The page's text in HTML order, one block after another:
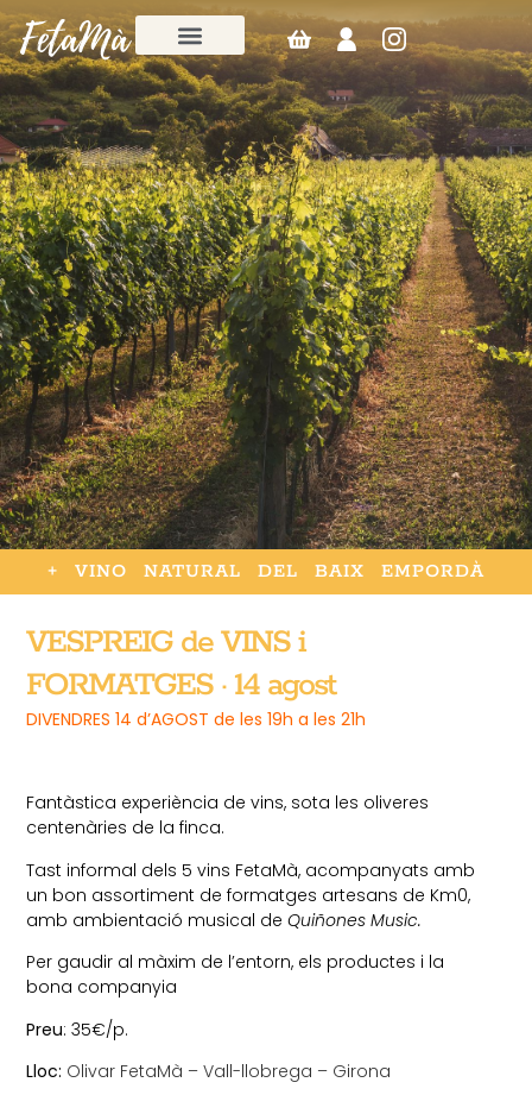
+ VINO NATURAL DEL BAIX EMPORDÀ
VESPREIG de VINS i
FORMATGES · 14 agost
DIVENDRES 14 d’AGOST de les 19h a les 21h
Fantàstica experiència de vins, sota les oliveres
centenàries de la finca.
Tast informal dels 5 vins FetaMà, acompanyats amb
un bon assortiment de formatges artesans de Km0,
amb ambientació musical deQuiñones Music.
Per gaudir al màxim de l’entorn, els productes i la
bona companyia
Preu: 35€/p.
Lloc: Olivar FetaMà – Vall-llobrega – Girona